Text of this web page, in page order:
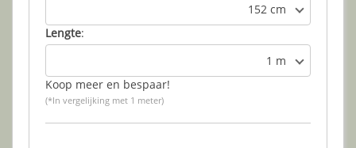
152 cm
Lengte:
1 m
Koop meer en bespaar!
(*In vergelijking met 1 meter)